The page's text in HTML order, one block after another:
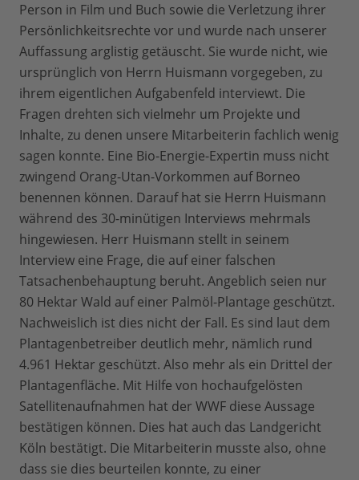
Person in Film und Buch sowie die Verletzung ihrer
Persönlichkeitsrechte vor und wurde nach unserer
Auffassung arglistig getäuscht. Sie wurde nicht, wie
ursprünglich von Herrn Huismann vorgegeben, zu
ihrem eigentlichen Aufgabenfeld interviewt. Die
Fragen drehten sich vielmehr um Projekte und
Inhalte, zu denen unsere Mitarbeiterin fachlich wenig
sagen konnte. Eine Bio-Energie-Expertin muss nicht
zwingend Orang-Utan-Vorkommen auf Borneo
benennen können. Darauf hat sie Herrn Huismann
während des 30-minütigen Interviews mehrmals
hingewiesen. Herr Huismann stellt in seinem
Interview eine Frage, die auf einer falschen
Tatsachenbehauptung beruht. Angeblich seien nur
80 Hektar Wald auf einer Palmöl-Plantage geschützt.
Nachweislich ist dies nicht der Fall. Es sind laut dem
Plantagenbetreiber deutlich mehr, nämlich rund
4.961 Hektar geschützt. Also mehr als ein Drittel der
Plantagenfläche. Mit Hilfe von hochaufgelösten
Satellitenaufnahmen hat der WWF diese Aussage
bestätigen können. Dies hat auch das Landgericht
Köln bestätigt. Die Mitarbeiterin musste also, ohne
dass sie dies beurteilen konnte, zu einer